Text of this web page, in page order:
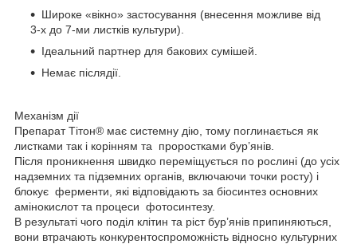
Широке «вікно» застосування (внесення можливе від
3-х до 7-ми листків культури).
Ідеальний партнер для бакових сумішей.
Немає післядії.
Механізм дії
Препарат Тітон® має системну дію, тому поглинається як
листками так і корінням та проростками бур’янів.
Після проникнення швидко переміщується по рослині (до усіх
надземних та підземних органів, включаючи точки росту) і
блокує ферменти, які відповідають за біосинтез основних
амінокислот та процеси фотосинтезу.
В результаті чого поділ клітин та ріст бур’янів припиняються,
вони втрачають конкурентоспроможність відносно культурних